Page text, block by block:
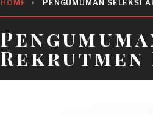
HOME PENGUMUMAN SELEKSI
Rekrutmen